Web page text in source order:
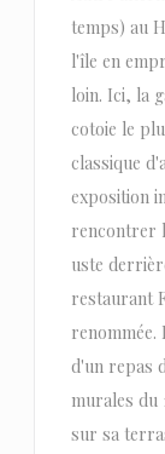
temps) au
l'île en
loin. Ici, la
cotoie le
classique
exposition
rencontrer
uste
restaurant
d'un repas
murales du
sur sa